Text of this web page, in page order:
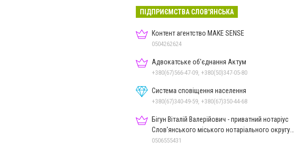
ПІДПРИЄМСТВА СЛОВ'ЯНСЬКА
Контент агентство MAKE SENSE
0504262624
Адвокатське об'єднання Актум
+380(67)566-47-09, +380(50)347-05-80
Система сповіщення населення
+380(67)340-49-59, +380(67)350-44-68
Бігун Віталій Валерійович - приватний нотаріус
Слов'янського міського нотаріального округу
Дон.обл.
0506555431